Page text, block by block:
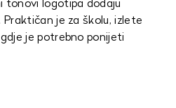
tonovi logotipa dodaju
Praktičan je za školu, izlete
je potrebno ponijeti